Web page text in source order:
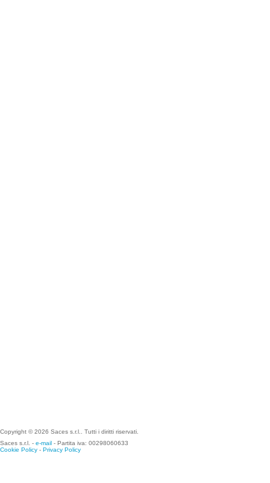
Copyright © 2026 Saces s.r.l.. Tutti i diritti riservati.
Saces s.r.l. - e-mail - Partita iva: 00298060633
Cookie Policy - Privacy Policy